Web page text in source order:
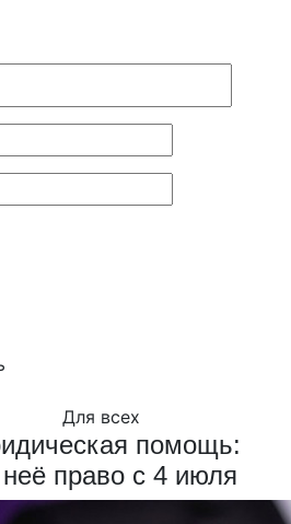
Для всех
помощь:
неё право с 4 июля